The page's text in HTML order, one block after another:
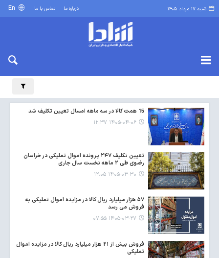
شنبه ۱۷ مرداد ۱۴۰۵ درباره ما تماس با ما
15 همت کالا در سه ماهه امسال تعیین تکلیف شد
۱۴۰۵-۰۴-۰۶ ۱۲:۳۷
تعیین تکلیف ۲۴۷ پرونده اموال تملیکی در خراسان
رضوی طی ۲ ماهه نخست سال جاری
۱۴۰۵-۰۳-۳۰ ۱۲:۰۵
۵۷ هزار میلیارد ریال کالا در مزایده اموال تملیکی به
فروش می رسد
۱۴۰۵-۰۳-۲۷ ۰۷:۵۵
فروش بیش از ۲۱ هزار میلیارد ریال کالا در مزایده اموال
تملیکی